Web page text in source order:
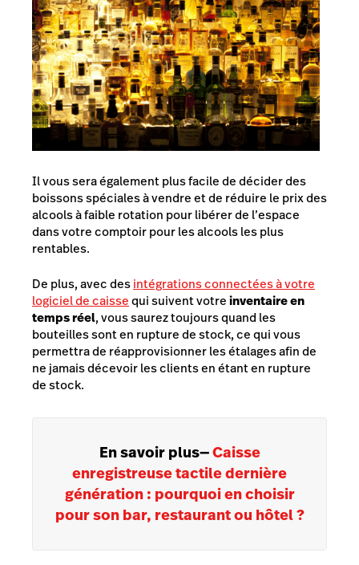
Il vous sera également plus facile de décider des
boissons spéciales à vendre et de réduire le prix des
alcools à faible rotation pour libérer de l’espace
dans votre comptoir pour les alcools les plus
rentables.
De plus, avec desintégrations connectées à votre
logiciel de caissequi suivent votreinventaire en
temps réel, vous saurez toujours quand les
bouteilles sont en rupture de stock, ce qui vous
permettra de réapprovisionner les étalages afin de
ne jamais décevoir les clients en étant en rupture
de stock.
En savoir plus—Caisse
enregistreuse tactile dernière
génération : pourquoi en choisir
pour son bar, restaurant ou hôtel ?